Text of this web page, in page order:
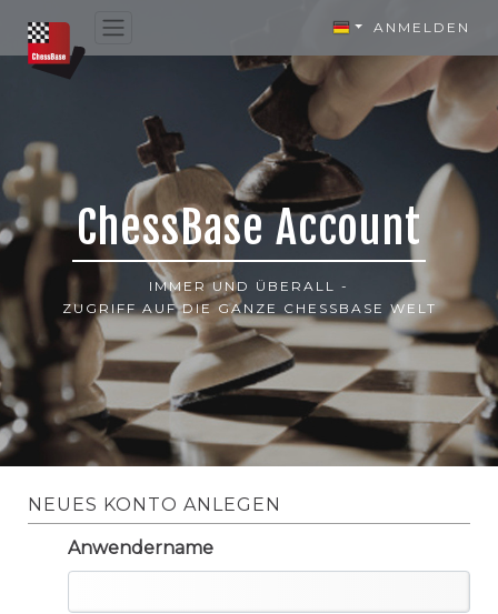
ANMELDEN
ChessBase Account
IMMER UND ÜBERALL -
ZUGRIFF AUF DIE GANZE CHESSBASE WELT
NEUES KONTO ANLEGEN
Anwendername